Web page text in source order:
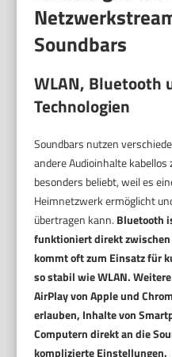
Soundbars
WLAN, Bluetooth
Technologien
Soundbars nutzen
andere Audioinhalte
besonders beliebt, weil es
Heimnetzwerk ermöglicht
übertragen kann. Bluetooth
funktioniert direkt zwischen
kommt oft zum Einsatz für
so stabil wie WLAN.
AirPlayvon Apple und
erlauben, Inhalte von
Computern direkt an die
komplizierte Einstellungen.